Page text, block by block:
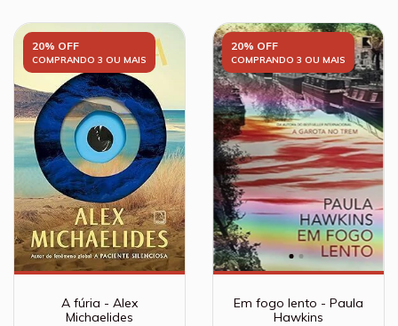
20% OFF
COMPRANDO 3 OU MAIS
A fúria - Alex
Michaelides
20% OFF
COMPRANDO 3 OU MAIS
Em fogo lento - Paula
Hawkins